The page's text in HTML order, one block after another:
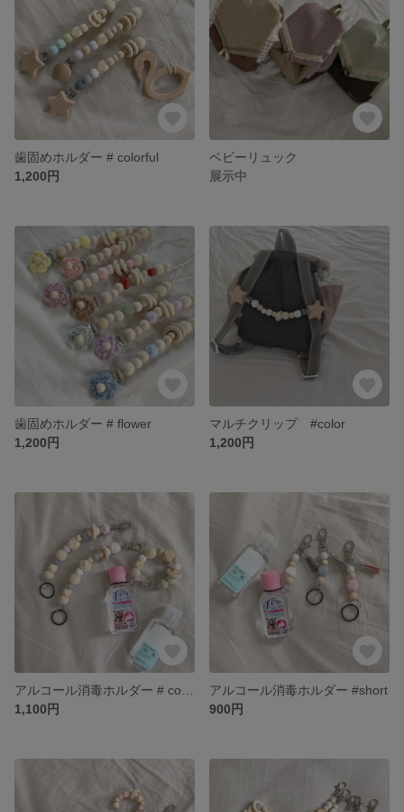
歯固めホルダー # colorful
1,200円
ベビーリュック
展示中
歯固めホルダー # flower
1,200円
マルチクリップ #color
1,200円
1,100円
アルコール消毒ホルダー #short
900円